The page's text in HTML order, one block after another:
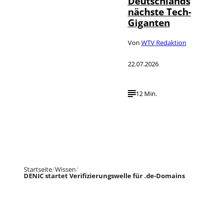
nächste Tech-
Giganten
Von WTV Redaktion
22.07.2026
12 Min.
Startseite Wissen
DENIC startet Verifizierungswelle für .de-Domains